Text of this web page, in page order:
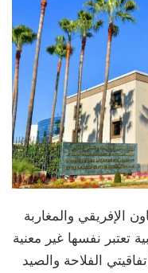
الإفريقي والمغاربة
تعتبر نفسها غير معنية
الفلاحة والصيد